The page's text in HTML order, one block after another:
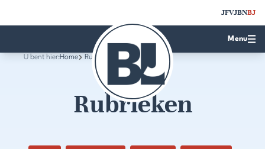
JFVJBNBJ
Menu
U bent hier:Home Rubrieken
Rubrieken